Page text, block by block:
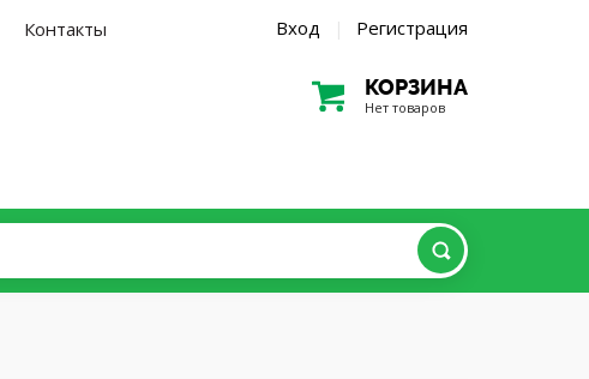
Контакты Вход | Регистрация
КОРЗИНА
Нет товаров